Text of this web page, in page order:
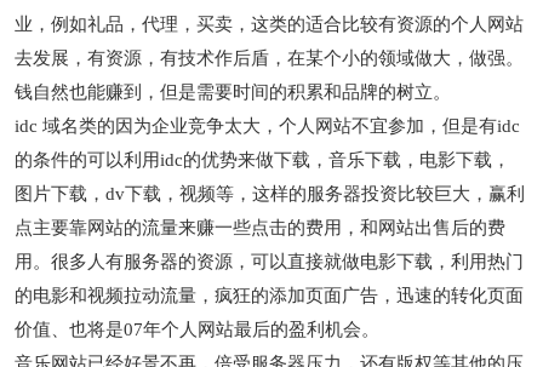
业，例如礼品，代理，买卖，这类的适合比较有资源的个人网站
去发展，有资源，有技术作后盾，在某个小的领域做大，做强。
钱自然也能赚到，但是需要时间的积累和品牌的树立。
idc 域名类的因为企业竞争太大，个人网站不宜参加，但是有idc
的条件的可以利用idc的优势来做下载，音乐下载，电影下载，
图片下载，dv下载，视频等，这样的服务器投资比较巨大，赢利
点主要靠网站的流量来赚一些点击的费用，和网站出售后的费
用。很多人有服务器的资源，可以直接就做电影下载，利用热门
的电影和视频拉动流量，疯狂的添加页面广告，迅速的转化页面
价值、也将是07年个人网站最后的盈利机会。